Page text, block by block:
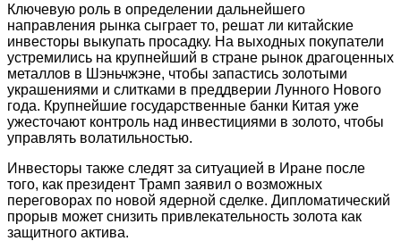
Ключевую роль в определении дальнейшего
направления рынка сыграет то, решат ли китайские
инвесторы выкупать просадку. На выходных покупатели
устремились на крупнейший в стране рынок драгоценных
металлов в Шэньчжэне, чтобы запастись золотыми
украшениями и слитками в преддверии Лунного Нового
года. Крупнейшие государственные банки Китая уже
ужесточают контроль над инвестициями в золото, чтобы
управлять волатильностью.
Инвесторы также следят за ситуацией в Иране после
того, как президент Трамп заявил о возможных
переговорах по новой ядерной сделке. Дипломатический
прорыв может снизить привлекательность золота как
защитного актива.